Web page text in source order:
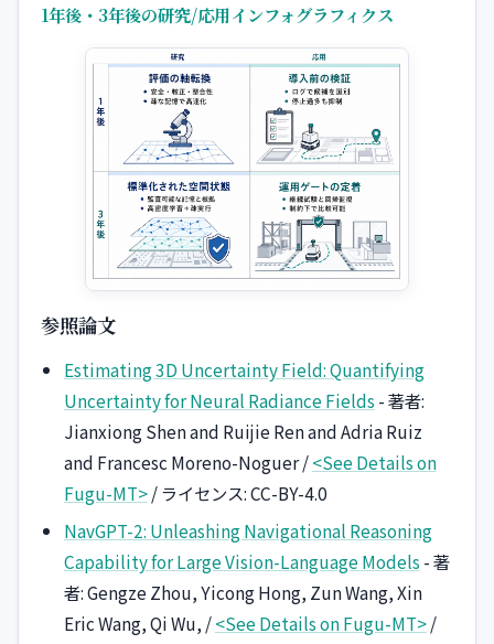
1年後・3年後の研究/応用インフォグラフィクス
参照論文
Estimating 3D Uncertainty Field: Quantifying
Uncertainty for Neural Radiance Fields - 著者:
Jianxiong Shen and Ruijie Ren and Adria Ruiz
and Francesc Moreno-Noguer /<See Details on
Fugu-MT>/ ライセンス: CC-BY-4.0
NavGPT-2: Unleashing Navigational Reasoning
Capability for Large Vision-Language Models - 著
者: Gengze Zhou, Yicong Hong, Zun Wang, Xin
Eric Wang, Qi Wu, /<See Details on Fugu-MT>/